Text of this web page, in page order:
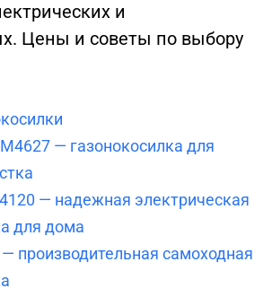
и
Цены и советы по выбору
— газонокосилка для
— надежная электрическая
для дома
— производительная самоходная